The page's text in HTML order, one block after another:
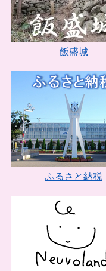
飯盛城
ふるさと納税